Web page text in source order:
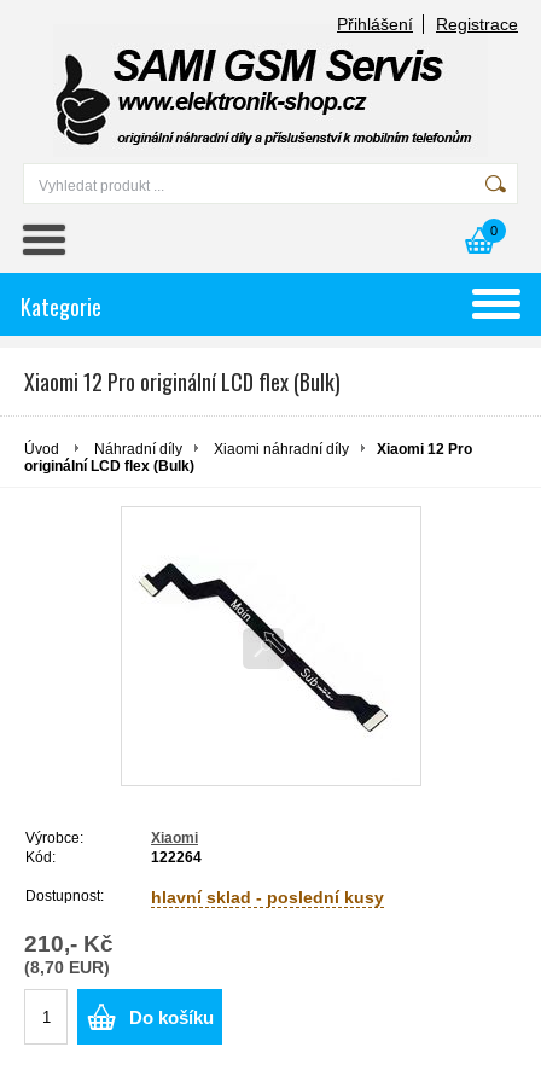
Přihlášení Registrace
0
Kategorie
Xiaomi 12 Pro originální LCD flex (Bulk)
Úvod Náhradní díly Xiaomi náhradní díly
Xiaomi 12 Pro
originální LCD flex (Bulk)
Výrobce:
Xiaomi
Kód:
122264
Dostupnost: hlavní sklad - poslední kusy
210,- Kč
(8,70 EUR)
Do košíku